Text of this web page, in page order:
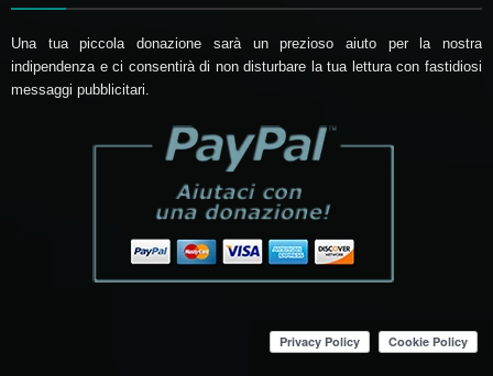
Una tua piccola donazione sarà un prezioso aiuto per la nostra
indipendenza e ci consentirà di non disturbare la tua lettura con fastidiosi
messaggi pubblicitari.